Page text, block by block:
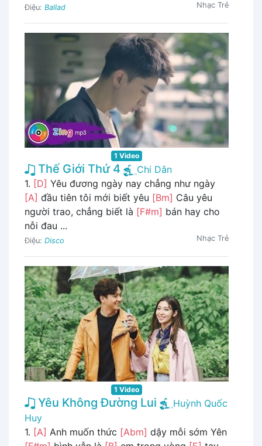
Điệu: Ballad Nhạc Trẻ
1 Video
Thế Giới Thứ 4
Chi Dân
1. [D] Yêu đương ngày nay chẳng như ngày
[A] đầu tiên tôi mới biết yêu [Bm] Câu yêu
người trao, chẳng biết là [F#m] bán hay cho
nỗi đau ...
Điệu: Disco Nhạc Trẻ
1 Video
Yêu Không Đường Lui
Huỳnh Quốc
Huy
1. [A] Anh muốn thức [Abm] dậy mỗi sớm Yên